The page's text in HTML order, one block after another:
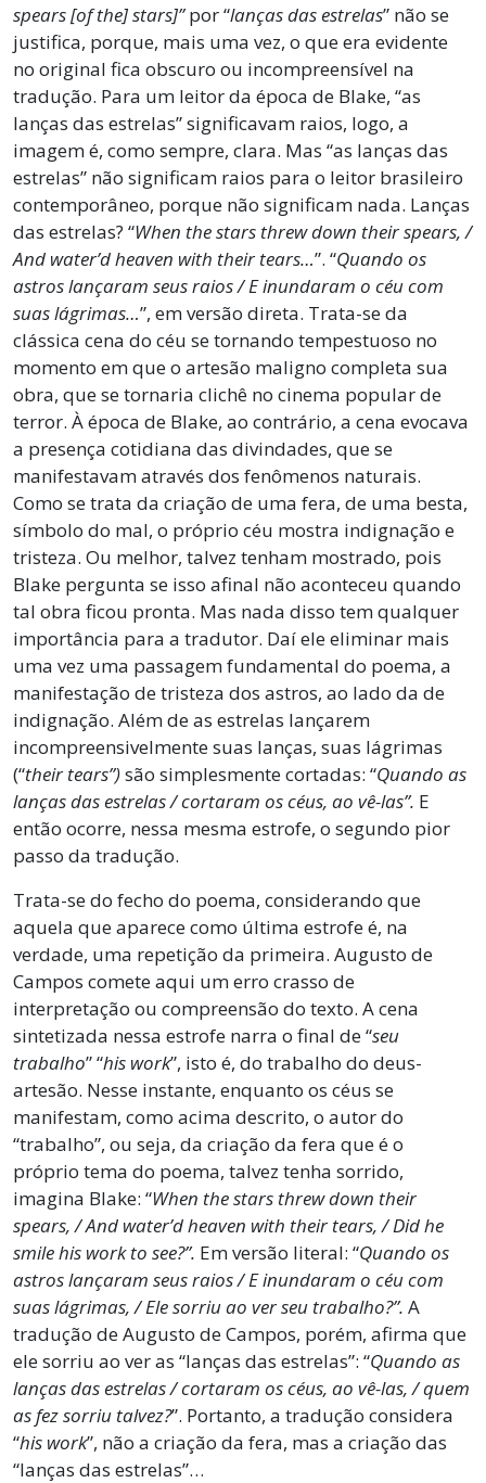
spears [of the] stars]”por “lanças das estrelas” não se
justifica, porque, mais uma vez, o que era evidente
no original fica obscuro ou incompreensível na
tradução. Para um leitor da época de Blake, “as
lanças das estrelas” significavam raios, logo, a
imagem é, como sempre, clara. Mas “as lanças das
estrelas” não significam raios para o leitor brasileiro
contemporâneo, porque não significam nada. Lanças
das estrelas? “When the stars threw down their spears, /
And water’d heaven with their tears…”. “Quando os
astros lançaram seus raios / E inundaram o céu com
suas lágrimas…”, em versão direta. Trata-se da
clássica cena do céu se tornando tempestuoso no
momento em que o artesão maligno completa sua
obra, que se tornaria clichê no cinema popular de
terror. À época de Blake, ao contrário, a cena evocava
a presença cotidiana das divindades, que se
manifestavam através dos fenômenos naturais.
Como se trata da criação de uma fera, de uma besta,
símbolo do mal, o próprio céu mostra indignação e
tristeza. Ou melhor, talvez tenham mostrado, pois
Blake pergunta se isso afinal não aconteceu quando
tal obra ficou pronta. Mas nada disso tem qualquer
importância para a tradutor. Daí ele eliminar mais
uma vez uma passagem fundamental do poema, a
manifestação de tristeza dos astros, ao lado da de
indignação. Além de as estrelas lançarem
incompreensivelmente suas lanças, suas lágrimas
(“their tears”)são simplesmente cortadas: “Quando as
lanças das estrelas / cortaram os céus, ao vê-las”. E
então ocorre, nessa mesma estrofe, o segundo pior
passo da tradução.
Trata-se do fecho do poema, considerando que
aquela que aparece como última estrofe é, na
verdade, uma repetição da primeira. Augusto de
Campos comete aqui um erro crasso de
interpretação ou compreensão do texto. A cena
sintetizada nessa estrofe narra o final de “seu
trabalho” “his work”, isto é, do trabalho do deus-
artesão. Nesse instante, enquanto os céus se
manifestam, como acima descrito, o autor do
“trabalho”, ou seja, da criação da fera que é o
próprio tema do poema, talvez tenha sorrido,
imagina Blake: “When the stars threw down their
spears, / And water’d heaven with their tears, / Did he
smile his work to see?”. Em versão literal: “Quando os
astros lançaram seus raios / E inundaram o céu com
suas lágrimas, / Ele sorriu ao ver seu trabalho?”. A
tradução de Augusto de Campos, porém, afirma que
ele sorriu ao ver as “lanças das estrelas”: “Quando as
lanças das estrelas / cortaram os céus, ao vê-las, / quem
as fez sorriu talvez?”. Portanto, a tradução considera
“his work”, não a criação da fera, mas a criação das
“lanças das estrelas”…